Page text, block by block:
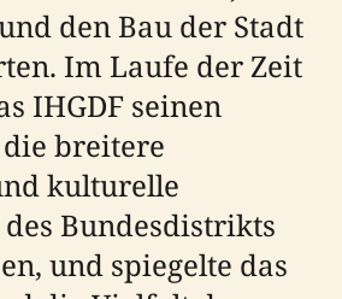
den Bau der Stadt
Im Laufe der Zeit
IHGDF seinen
breitere
kulturelle
Bundesdistrikts
und spiegelte das